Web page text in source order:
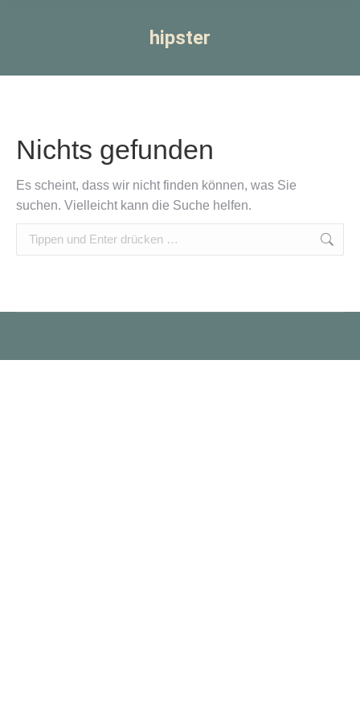
hipster
Nichts gefunden
Es scheint, dass wir nicht finden können, was Sie
suchen. Vielleicht kann die Suche helfen.
Search: